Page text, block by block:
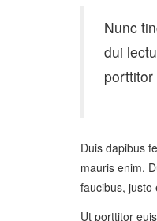
Nunc
dui
Duis dapibus
mauris enim.
faucibus, justo
Ut porttitor